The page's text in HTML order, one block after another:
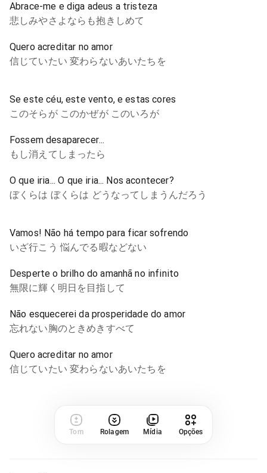
Abrace-me e diga adeus a tristeza
悲しみやさよならも抱きしめて
Quero acreditar no amor
信じていたい 変わらないあいたちを
Se este céu, este vento, e estas cores
このそらが このかぜが このいろが
Fossem desaparecer...
もし消えてしまったら
O que iria... O que iria... Nos acontecer?
ぼくらは ぼくらは どうなってしまうんだろう
Vamos! Não há tempo para ficar sofrendo
いざ行こう 悩んでる暇などない
Desperte o brilho do amanhã no infinito
無限に輝く明日を目指して
Não esquecerei da prosperidade do amor
忘れない胸のときめきすべて
Quero acreditar no amor
信じていたい 変わらないあいたちを
Tom Rolagem Mídia Opções